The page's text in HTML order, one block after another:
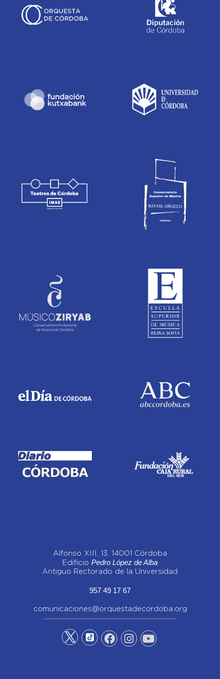
Alfonso XIII, 13, 14001 Córdoba
Edificio Pedro López de Alba
Antiguo Rectorado de la Universidad
957 49 17 67
comunicaciones@orquestadecordoba.org